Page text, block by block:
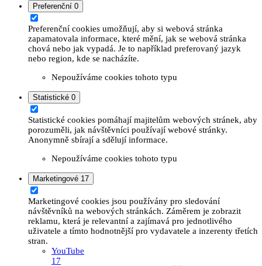
Preferenční 0
Preferenční cookies umožňují, aby si webová stránka
zapamatovala informace, které mění, jak se webová stránka
chová nebo jak vypadá. Je to například preferovaný jazyk
nebo region, kde se nacházíte.
Nepoužíváme cookies tohoto typu
Statistické 0
Statistické cookies pomáhají majitelům webových stránek, aby
porozuměli, jak návštěvníci používají webové stránky.
Anonymně sbírají a sdělují informace.
Nepoužíváme cookies tohoto typu
Marketingové 17
Marketingové cookies jsou používány pro sledování
návštěvníků na webových stránkách. Záměrem je zobrazit
reklamu, která je relevantní a zajímavá pro jednotlivého
uživatele a tímto hodnotnější pro vydavatele a inzerenty třetích
stran.
YouTube
17